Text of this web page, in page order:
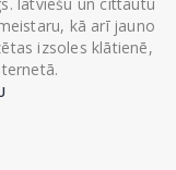
kā arī jauno
izsoles klātienē,